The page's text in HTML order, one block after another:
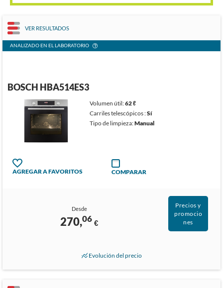
VER RESULTADOS
ANALIZADO EN EL LABORATORIO
BOSCH HBA514ES3
Volumen útil:62 ℓ
Carriles telescópicos :Sí
Tipo de limpieza:Manual
AGREGAR A FAVORITOS COMPARAR
Desde
270,06 €
Precios y
promocio
nes
Evolución del precio